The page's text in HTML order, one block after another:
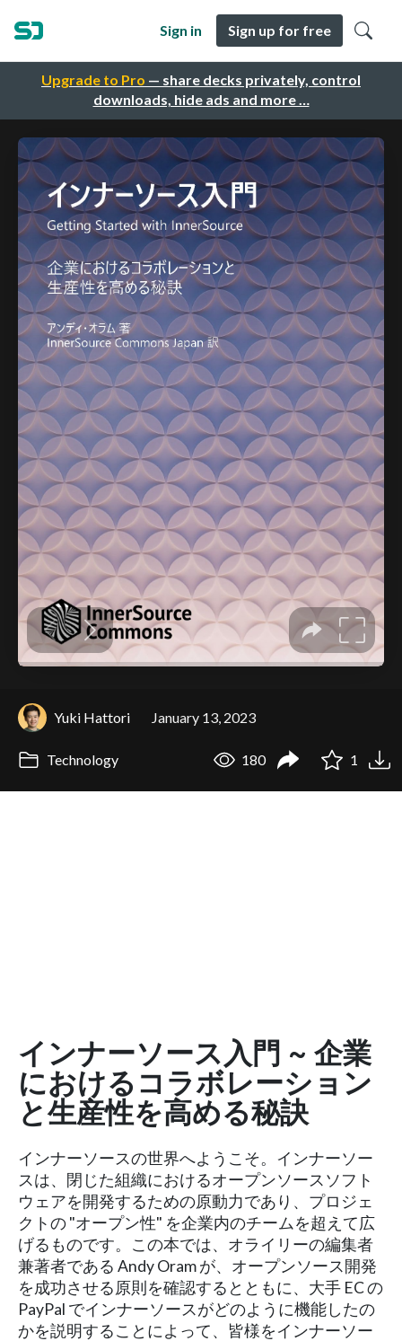
Upgrade to Pro — share decks privately, control
downloads, hide ads and more …
Sign in Sign up for free
Yuki Hattori January 13, 2023
Technology 180 1
インナーソース入門 ~ 企業
におけるコラボレーション
と生産性を高める秘訣
インナーソースの世界へようこそ。インナーソー
スは、閉じた組織におけるオープンソースソフト
ウェアを開発するための原動力であり、プロジェ
クトの "オープン性" を企業内のチームを超えて広
げるものです。この本では、オライリーの編集者
兼著者である Andy Oram が、オープンソース開発
を成功させる原則を確認するとともに、大手 EC の
PayPal でインナーソースがどのように機能したの
かを説明することによって、皆様をインナーソー